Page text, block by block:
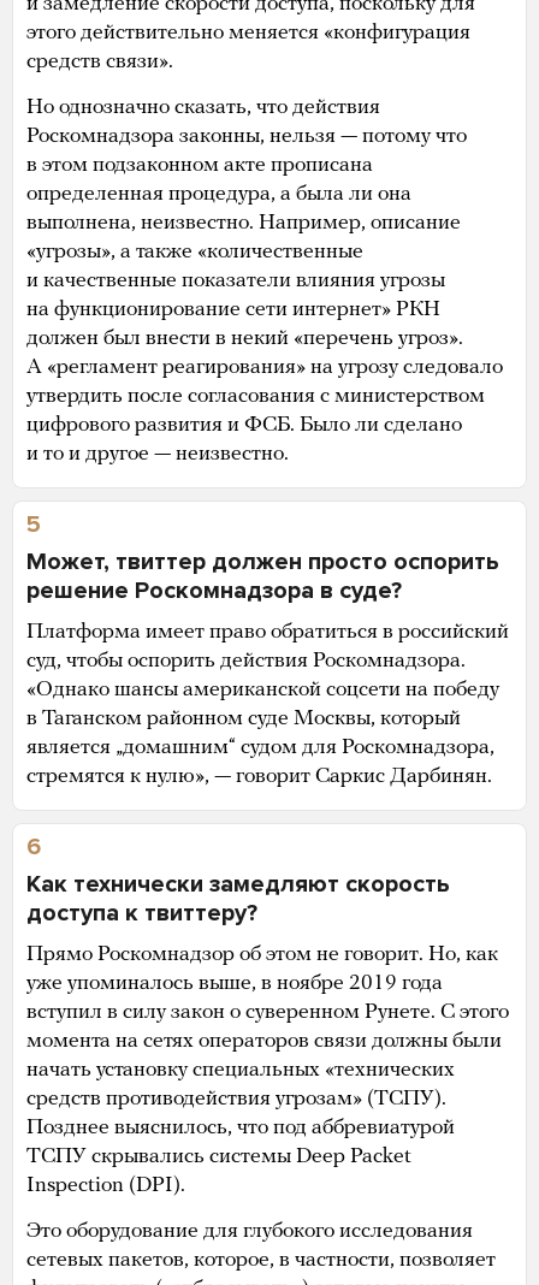
этого действительно меняется «конфигурация
средств связи».
Но однозначно сказать, что действия
Роскомнадзора законны, нельзя — потому что
в этом подзаконном акте прописана
определенная процедура, а была ли она
выполнена, неизвестно. Например, описание
«угрозы», а также «количественные
и качественные показатели влияния угрозы
на функционирование сети интернет» РКН
должен был внести в некий «перечень угроз».
А «регламент реагирования» на угрозу следовало
утвердить после согласования с министерством
цифрового развития и ФСБ. Было ли сделано
и то и другое — неизвестно.
5
Может, твиттер должен просто оспорить
решение Роскомнадзора в суде?
Платформа имеет право обратиться в российский
суд, чтобы оспорить действия Роскомнадзора.
«Однако шансы американской соцсети на победу
в Таганском районном суде Москвы, который
является „домашним“ судом для Роскомнадзора,
стремятся к нулю», — говорит Саркис Дарбинян.
6
Как технически замедляют скорость
доступа к твиттеру?
Прямо Роскомнадзор об этом не говорит. Но, как
уже упоминалось выше, в ноябре 2019 года
вступил в силу закон о суверенном Рунете. С этого
момента на сетях операторов связи должны были
начать установку специальных «технических
средств противодействия угрозам» (ТСПУ).
Позднее выяснилось, что под аббревиатурой
ТСПУ скрывались системы Deep Packet
Inspection (DPI).
Это оборудование для глубокого исследования
сетевых пакетов, которое, в частности, позволяет